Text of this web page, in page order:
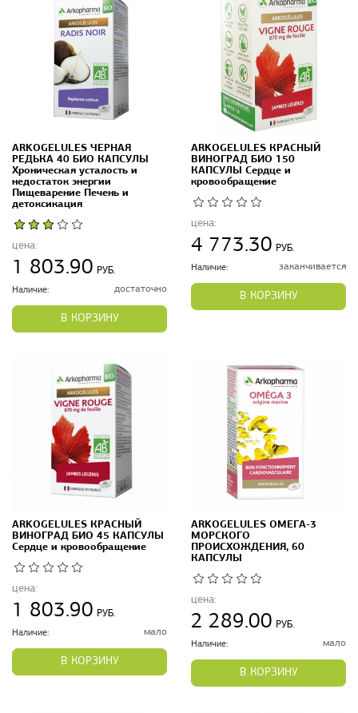
ARKOGELULES ЧЕРНАЯ
РЕДЬКА 40 БИО КАПСУЛЫ
Хроническая усталость и
недостаток энергии
Пищеварение Печень и
детоксикация
цена:
1 803.90 РУБ.
Наличие: достаточно
В КОРЗИНУ
ARKOGELULES КРАСНЫЙ
ВИНОГРАД БИО 150
КАПСУЛЫ Сердце и
кровообращение
цена:
4 773.30 РУБ.
Наличие: заканчивается
В КОРЗИНУ
ARKOGELULES КРАСНЫЙ
ВИНОГРАД БИО 45 КАПСУЛЫ
Сердце и кровообращение
цена:
1 803.90 РУБ.
Наличие: мало
В КОРЗИНУ
ARKOGELULES ОМЕГА-3
МОРСКОГО
ПРОИСХОЖДЕНИЯ, 60
КАПСУЛЫ
цена:
2 289.00 РУБ.
Наличие: мало
В КОРЗИНУ